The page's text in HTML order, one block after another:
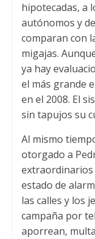
hipotecadas, a
autónomos y
comparan con
migajas.
ya hay
el más grande
en el 2008. El
sin tapujos su
Al mismo
otorgado a
extraordinarios
estado de
las calles y los
campaña por
aporrean,